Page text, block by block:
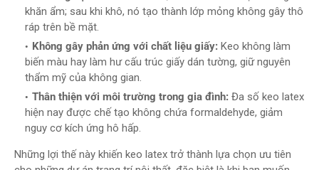
khăn ẩm; sau khi khô, nó tạo thành lớp mỏng không gây thô
ráp trên bề mặt.
Không gây phản ứng với chất liệu giấy: Keo không làm
biến màu hay làm hư cấu trúc giấy dán tường, giữ nguyên
thẩm mỹ của không gian.
Thân thiện với môi trường trong gia đình: Đa số keo latex
hiện nay được chế tạo không chứa formaldehyde, giảm
nguy cơ kích ứng hô hấp.
Những lợi thế này khiến keo latex trở thành lựa chọn ưu tiên